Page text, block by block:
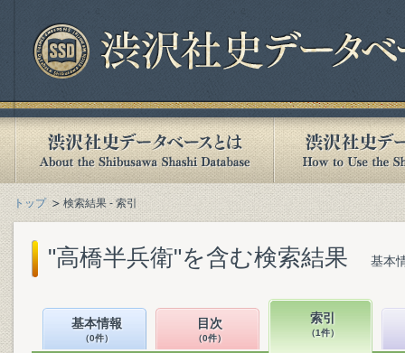
トップ 検索結果 - 索引
"高橋半兵衛"を含む検索結果 基本
基本情報
（0件）
目次
（0件）
索引
（1件）